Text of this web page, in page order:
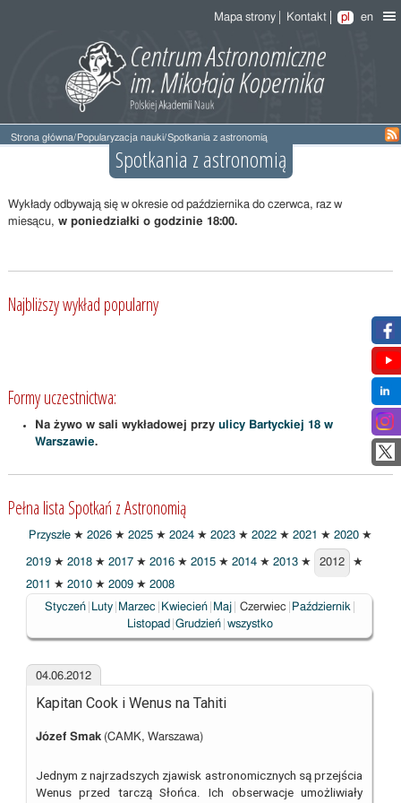
Mapa strony Kontakt pl en
Strona główna/ Popularyzacja nauki/Spotkania z astronomią
Spotkania z astronomią
Wykłady odbywają się w okresie od października do czerwca, raz w
miesącu, w poniedziałki o godzinie 18:00.
Najbliższy wykład popularny
Formy uczestnictwa:
Na żywo w sali wykładowej przy ulicy Bartyckiej 18 w
Warszawie.
Pełna lista Spotkań z Astronomią
Przyszłe ★ 2026 ★ 2025 ★ 2024 ★ 2023 ★ 2022 ★ 2021 ★ 2020 ★
2019 ★ 2018 ★ 2017 ★ 2016 ★ 2015 ★ 2014 ★ 2013 ★
2012
2012
★
2011 ★ 2010 ★ 2009 ★ 2008
Styczeń
Luty Marzec Kwiecień Maj Wybrane
Czerwiec
Październik
Listopad Grudzień wszystko
04.06.2012
Kapitan Cook i Wenus na Tahiti
Józef Smak(CAMK, Warszawa)
Jednym z najrzadszych zjawisk astronomicznych są przejścia
Wenus przed tarczą Słońca. Ich obserwacje umożliwiały